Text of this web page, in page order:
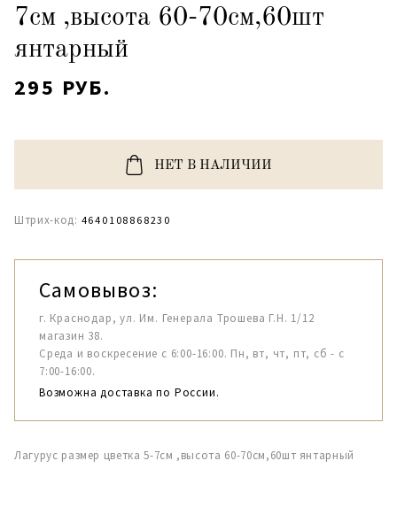
7см ,высота 60-70см,60шт
янтарный
295 РУБ.
НЕТ В НАЛИЧИИ
Штрих-код: 4640108868230
Самовывоз:
г. Краснодар, ул. Им. Генерала Трошева Г.Н. 1/12
магазин 38.
Среда и воскресение с 6:00-16:00. Пн, вт, чт, пт, сб - с
7:00-16:00.
Возможна доставка по России.
Лагурус размер цветка 5-7см ,высота 60-70см,60шт янтарный